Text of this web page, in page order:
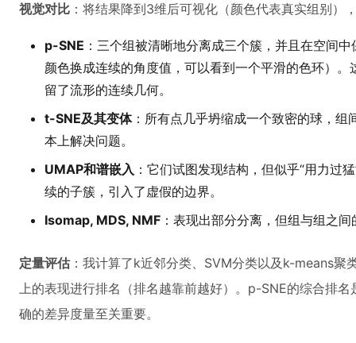
视觉对比 ：将结果降到3维后可视化（颜色代表真实组别）
p-SNE ：三个组被清晰地分离成三个簇，并且在空间
颜色换成连续的角度值，可以看到一个平滑的色环）
留了流形的连续几何。
t-SNE及其变体：所有点几乎坍缩成一个致密的球，
本上解决问题。
UMAP和谱嵌入 ：它们试图发现结构，但似乎“用力过
续的子簇，引入了虚假的边界。
Isomap, MDS, NMF ：表现出部分分离，但组与组之
定量评估：我计算了k近邻分类、SVM分类以及k-means聚
上的表现进行排名（排名越靠前越好）。p-SNE的综合排
确的差异度量至关重要。